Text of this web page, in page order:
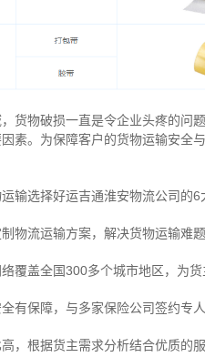
货物破损一直是令企业头疼的问
素。为保障客户的货物运输安全
输选择好运吉通淮安物流公司的6
物流运输方案，解决货物运输难题
覆盖全国300多个城市地区，为
有保障，与多家保险公司签约专
，根据货主需求分析结合优质的